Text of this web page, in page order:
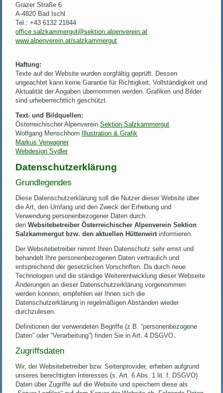
Grazer Straße 6
A-4820 Bad Ischl
Tel.: +43 6132 21844
office.salzkammergut@sektion.alpenverein.at
www.alpenverein.at/salzkammergut
Haftung:
Texte auf der Website wurden sorgfältig geprüft. Dessen
ungeachtet kann keine Garantie für Richtigkeit, Vollständigkeit und
Aktualität der Angaben übernommen werden. Grafiken und Bilder
sind urheberrechtlich geschützt.
Text- und Bildquellen:
Österreichischer AlpenvereinSektion Salzkammergut
Wolfgang Menschhorn
Illustration & Grafik
Markus Verwagner
Webdesign Sydler
Datenschutzerklärung
Grundlegendes
Diese Datenschutzerklärung soll die Nutzer dieser Website über
die Art, den Umfang und den Zweck der Erhebung und
Verwendung personenbezogener Daten durch
denWebsitebetreiber Österreichischer Alpenverein Sektion
Salzkammergut bzw. den aktuellen Hüttenwirt informieren.
Der Websitebetreiber nimmt Ihren Datenschutz sehr ernst und
behandelt Ihre personenbezogenen Daten vertraulich und
entsprechend der gesetzlichen Vorschriften. Da durch neue
Technologien und die ständige Weiterentwicklung dieser Webseite
Änderungen an dieser Datenschutzerklärung vorgenommen
werden können, empfehlen wir Ihnen sich die
Datenschutzerklärung in regelmäßigen Abständen wieder
durchzulesen.
Definitionen der verwendeten Begriffe (z.B. “personenbezogene
Daten” oder “Verarbeitung”) finden Sie in Art. 4 DSGVO.
Zugriffsdaten
Wir, der Websitebetreiber bzw. Seitenprovider, erheben aufgrund
unseres berechtigten Interesses (s. Art. 6 Abs. 1 lit. f. DSGVO)
Daten über Zugriffe auf die Website und speichern diese als